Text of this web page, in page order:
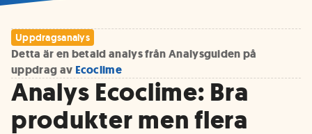
Uppdragsanalys
Detta är en betald analys från Analysguiden på
uppdrag av Ecoclime
Analys Ecoclime: Bra
produkter men flera